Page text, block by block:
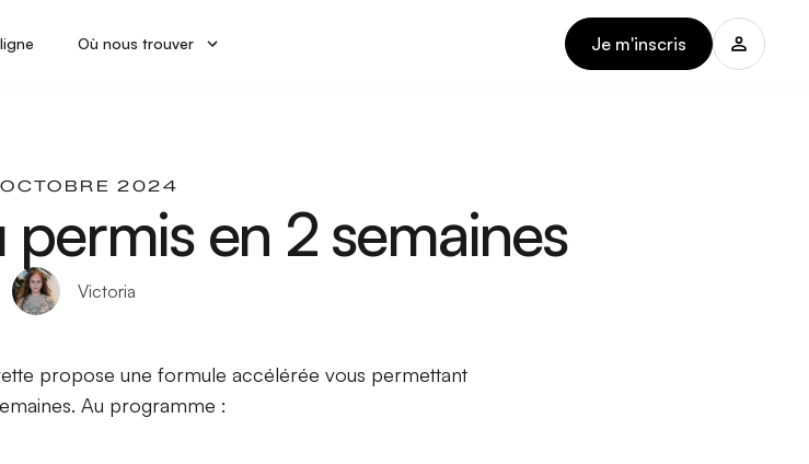
Où nous trouver Je m'inscris
2024
en 2 semaines
Victoria
propose une formule accélérée vous permettant
Au programme :